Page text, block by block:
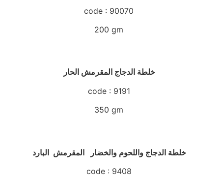
code : 90070
200 gm
خلطة الدجاج المقرمش الحار
code : 9191
350 gm
خلطة الدجاج واللحوم والخضار المقرمش البارد
code : 9408